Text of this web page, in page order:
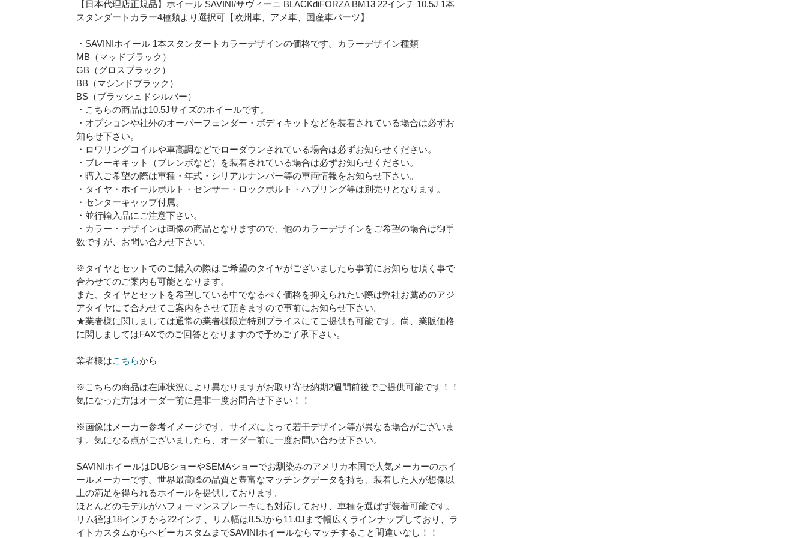
【日本代理店正規品】ホイール SAVINI/サヴィーニ BLACKdiFORZA BM13 22インチ 10.5J 1本
スタンダートカラー4種類より選択可【欧州車、アメ車、国産車パーツ】
・SAVINIホイール 1本スタンダートカラーデザインの価格です。カラーデザイン種類
MB（マッドブラック）
GB（グロスブラック）
BB（マシンドブラック）
BS（ブラッシュドシルバー）
・こちらの商品は10.5Jサイズのホイールです。
・オプションや社外のオーバーフェンダー・ボディキットなどを装着されている場合は必ずお
知らせ下さい。
・ロワリングコイルや車高調などでローダウンされている場合は必ずお知らせください。
・ブレーキキット（ブレンボなど）を装着されている場合は必ずお知らせください。
・購入ご希望の際は車種・年式・シリアルナンバー等の車両情報をお知らせ下さい。
・タイヤ・ホイールボルト・センサー・ロックボルト・ハブリング等は別売りとなります。
・センターキャップ付属。
・並行輸入品にご注意下さい。
・カラー・デザインは画像の商品となりますので、他のカラーデザインをご希望の場合は御手
数ですが、お問い合わせ下さい。
※タイヤとセットでのご購入の際はご希望のタイヤがございましたら事前にお知らせ頂く事で
合わせてのご案内も可能となります。
また、タイヤとセットを希望している中でなるべく価格を抑えられたい際は弊社お薦めのアジ
アタイヤにて合わせてご案内をさせて頂きますので事前にお知らせ下さい。
★業者様に関しましては通常の業者様限定特別プライスにてご提供も可能です。尚、業販価格
に関しましてはFAXでのご回答となりますので予めご了承下さい。
業者様はこちらから
※こちらの商品は在庫状況により異なりますがお取り寄せ納期2週間前後でご提供可能です！！
気になった方はオーダー前に是非一度お問合せ下さい！！
※画像はメーカー参考イメージです。サイズによって若干デザイン等が異なる場合がございま
す。気になる点がございましたら、オーダー前に一度お問い合わせ下さい。
SAVINIホイールはDUBショーやSEMAショーでお馴染みのアメリカ本国で人気メーカーのホイ
ールメーカーです。世界最高峰の品質と豊富なマッチングデータを持ち、装着した人が想像以
上の満足を得られるホイールを提供しております。
ほとんどのモデルがパフォーマンスブレーキにも対応しており、車種を選ばず装着可能です。
リム径は18インチから22インチ、リム幅は8.5Jから11.0Jまで幅広くラインナップしており、ラ
イトカスタムからヘビーカスタムまでSAVINIホイールならマッチすること間違いなし！！